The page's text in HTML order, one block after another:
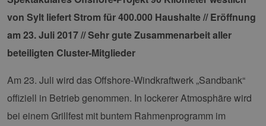
von Sylt liefert Strom für 400.000 Haushalte // Eröffnung
am 23. Juli 2017 // Sehr gute Zusammenarbeit aller
beteiligten Cluster-Mitglieder
Am 23. Juli wird das Offshore-Windkraftwerk „Sandbank“
offiziell in Betrieb genommen. In lockerer Atmosphäre wird
bei einem Grillfest mit buntem Rahmenprogramm im